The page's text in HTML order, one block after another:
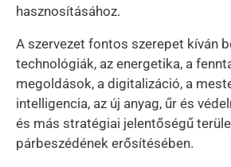
hasznosításához.
A szervezet fontos szerepet kíván
technológiák, az energetika, a
megoldások, a digitalizáció, a
intelligencia, az új anyag, űr és
és más stratégiai jelentőségű
párbeszédének erősítésében.